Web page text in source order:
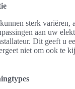
sterk
aan uw
Dit geeft u
niet om ook te